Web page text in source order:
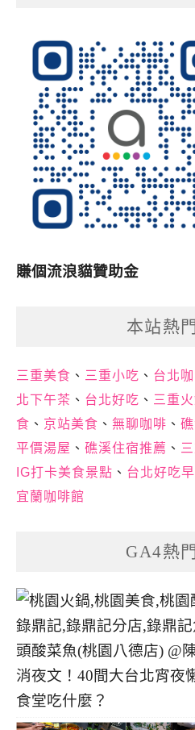
賺個流浪貓贊助金
本站熱
三重美食 、 三重小吃 、 台北
北下午茶 、 台北好吃 、 三重
食 、 京站美食 、 無聊咖啡 、
平價湯屋 、 礁溪住宿推薦 、
IG打卡美食景點 、 台北好吃
宜蘭咖啡館
GA4熱
消夜文！40間大台北宵夜
食堂吃什麼？